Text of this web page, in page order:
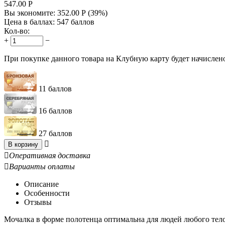
547.00 Р
Вы экономите: 352.00 Р (39%)
Цена в баллах: 547 баллов
Кол-во:
+
−
При покупке данного товара на Клубную карту будет
11 баллов
16 баллов
27 баллов
В корзину

Оперативная доставка
Варианты оплаты
Описание
Особенности
Отзывы
Мочалка в форме полотенца оптимальна для людей любого